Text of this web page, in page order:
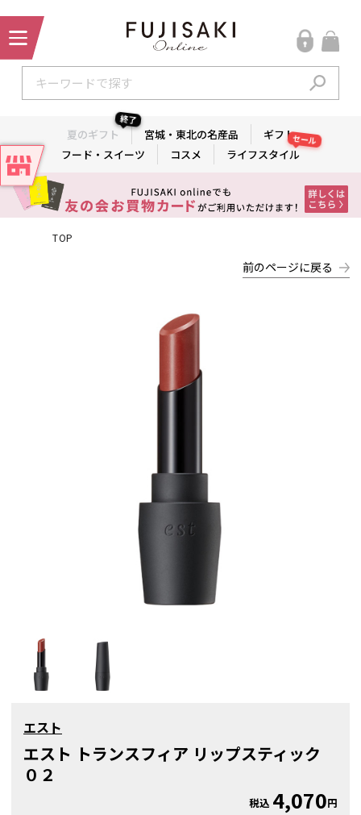
夏のギフト
終了
宮城・東北の名産品
ギフト
フード・スイーツ
コスメ ライフスタイル
セール
TOP
前のページに戻る
エスト
エスト トランスフィア リップスティック
０２
税込 4,070円